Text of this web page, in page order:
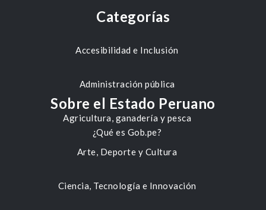
Categorías
Accesibilidad e Inclusión
Administración pública
Agricultura, ganadería y pesca
Arte, Deporte y Cultura
Ciencia, Tecnología e Innovación
Sobre el Estado Peruano
¿Qué es Gob.pe?